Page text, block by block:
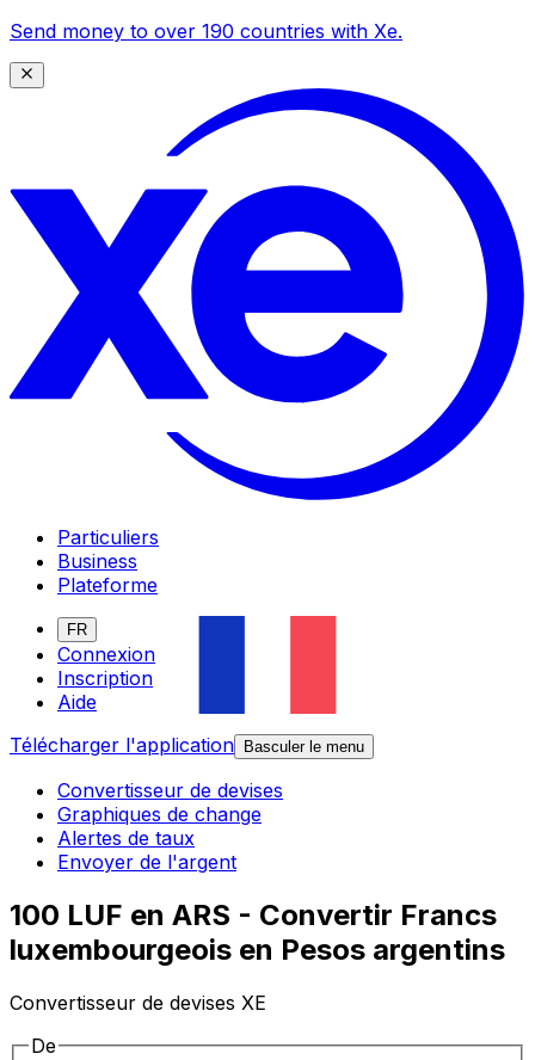
Send money to over 190 countries with Xe.
Particuliers
Business
Plateforme
FR
Connexion
Inscription
Aide
Télécharger l'application
Basculer le menu
Convertisseur de devises
Graphiques de change
Alertes de taux
Envoyer de l'argent
100 LUF en ARS - Convertir Francs
luxembourgeois en Pesos argentins
Convertisseur de devises XE
De